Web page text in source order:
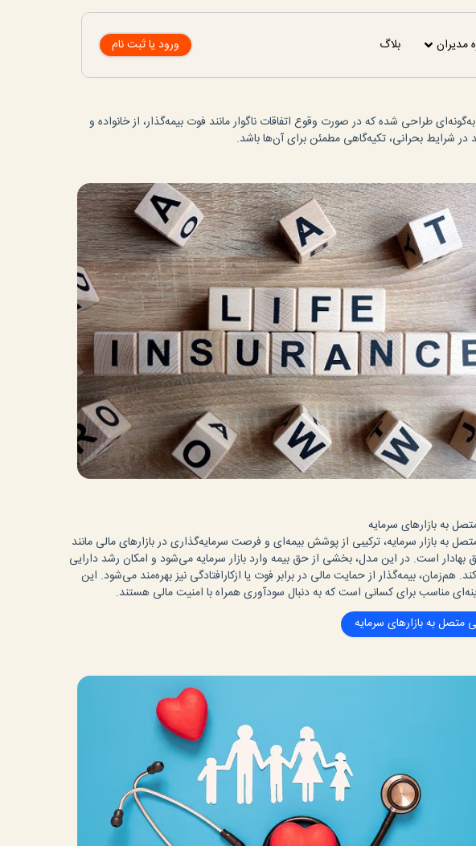
مدیران بلاگ ورود یا ثبت نام
طراحی شده که در صورت وقوع اتفاقات ناگوار مانند فوت بیمه‌گذار، از خانواده و
در شرایط بحرانی، تکیه‌گاهی مطمئن برای آن‌ها باشد.
به بازارهای سرمایه
به بازار سرمایه، ترکیبی از پوشش بیمه‌ای و فرصت سرمایه‌گذاری در بازارهای مالی مانند
بهادار است. در این مدل، بخشی از حق بیمه وارد بازار سرمایه می‌شود و امکان رشد دارایی
هم‌زمان، بیمه‌گذار از حمایت مالی در برابر فوت یا ازکارافتادگی نیز بهره‌مند می‌شود. این
مناسب برای کسانی است که به دنبال سودآوری همراه با امنیت مالی هستند.
متصل به بازارهای سرمایه